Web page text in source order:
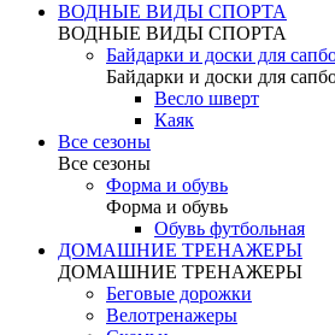
ВОДНЫЕ ВИДЫ СПОРТА
ВОДНЫЕ ВИДЫ СПОРТА
Байдарки и доски для
Байдарки и доски для
Весло шверт
Каяк
Все сезоны
Все сезоны
Форма и обувь
Форма и обувь
Обувь футбольная
ДОМАШНИЕ ТРЕНАЖЕРЫ
ДОМАШНИЕ ТРЕНАЖЕРЫ
Беговые дорожки
Велотренажеры